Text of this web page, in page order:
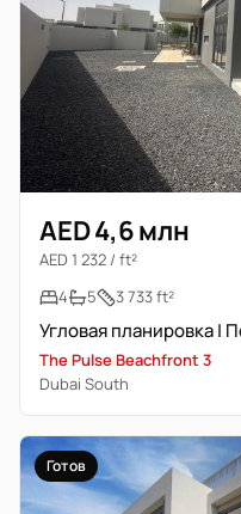
AED 4,6 млн
AED 1 232 / ft²
4
5 3 733 ft²
Угловая планировка |
The Pulse Beachfront 3
Dubai South
Готов